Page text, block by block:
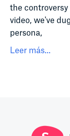
the
video, we've
persona,
Leer más...